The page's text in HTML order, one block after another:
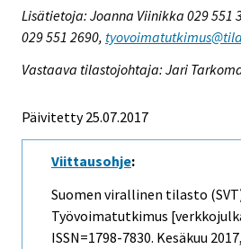
Lisätietoja: Joanna Viinikka 029 551
029 551 2690,
Vastaava tilastojohtaja: Jari
Päivitetty 25.07.2017
Viittausohje:
Suomen virallinen tilasto
Työvoimatutkimus
ISSN=1798-7830. Kesäkuu